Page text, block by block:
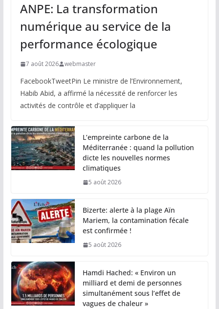
ANPE: La transformation
numérique au service de la
performance écologique
7 août 2026 webmaster
FacebookTweetPin Le ministre de l’Environnement,
Habib Abid, a affirmé la nécessité de renforcer les
activités de contrôle et d’appliquer la
L’empreinte carbone de la
Méditerranée : quand la pollution
dicte les nouvelles normes
climatiques
5 août 2026
Bizerte: alerte à la plage Aïn
Mariem, la contamination fécale
est confirmée !
5 août 2026
Hamdi Hached: « Environ un
milliard et demi de personnes
simultanément sous l’effet de
vagues de chaleur »